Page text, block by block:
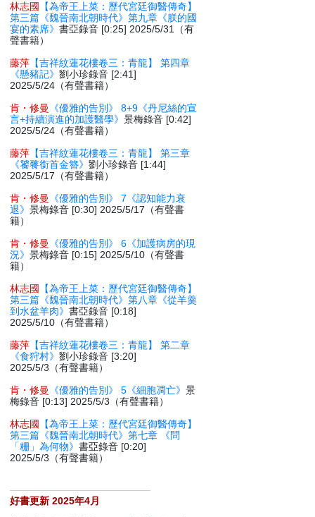
林志國
【為帝王上菜：歷代宮廷御醫傳奇】
第三篇《魏晉南北朝時代》第九章《朕的國
宴的素席》書亞錄音 [0:25] 2025/5/31（有
聲書籍）
藤萍 【吉祥紋蓮花樓卷三：青龍】 第四章
《懸豬記》劉小珍錄音 [2:41]
2025/5/24（有聲書籍）
肯・修曼
《優雅的告別》 8+9《丹尼絲的宣
言+持續演進的加護醫學》景梅錄音 [0:42]
2025/5/24（有聲書籍）
藤萍 【吉祥紋蓮花樓卷三：青龍】 第三章
《饕餮銜首金簪》劉小珍錄音 [1:44]
2025/5/17（有聲書籍）
肯・修曼
《優雅的告別》 7《認知能力衰
退》景梅錄音 [0:30] 2025/5/17（有聲書
籍）
肯・修曼
《優雅的告別》 6《加護病房的現
況》景梅錄音 [0:15] 2025/5/10（有聲書
籍）
林志國
【為帝王上菜：歷代宮廷御醫傳奇】
第三篇《魏晉南北朝時代》第八章《從羊羹
到水盆羊肉》書亞錄音 [0:18]
2025/5/10（有聲書籍）
藤萍 【吉祥紋蓮花樓卷三：青龍】 第二章
《食狩村》劉小珍錄音 [3:20]
2025/5/3（有聲書籍）
肯・修曼
《優雅的告別》 5《細胞凋亡》景
梅錄音 [0:13] 2025/5/3（有聲書籍）
林志國
【為帝王上菜：歷代宮廷御醫傳奇】
第三篇《魏晉南北朝時代》第七章 《問
「粣」為何物》書亞錄音 [0:20]
2025/5/3（有聲書籍）
好書更新 2025年4月